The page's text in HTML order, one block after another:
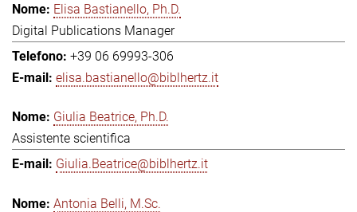
Elisa Bastianello, Ph.D.
Digital Publications Manager
+39 06 69993-306
elisa.bastianello@biblhertz.it
Giulia Beatrice, Ph.D.
Assistente scientifica
Giulia.Beatrice@biblhertz.it
Antonia Belli, M.Sc.